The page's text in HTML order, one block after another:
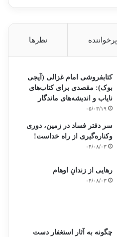
پرخواننده نظرها
کتابفروشی امام غزالی (آیجی
بوک): مقصدی برای کتاب‌های
نایاب و اندیشه‌های ماندگار
۰۵/۰۳/۱۹
سر دفتر فساد در زمین‌، دوری
وکناره‌گیری از راه خداست‌!
۰۴/۰۸/۰۳
رهایی از زندانِ اوهام
۰۴/۰۸/۰۳
چگونه به آثار استغفار دست